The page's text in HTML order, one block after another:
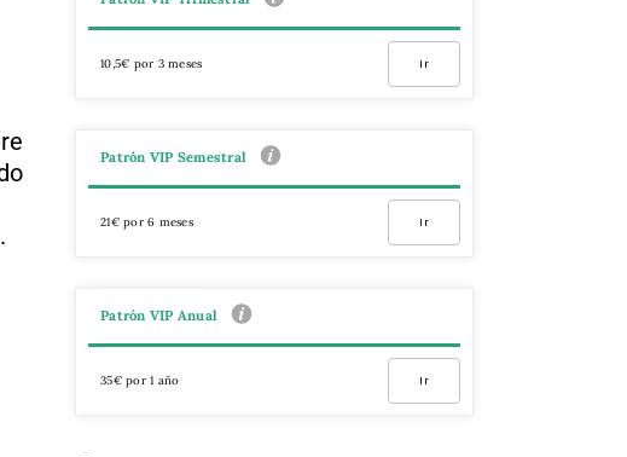
10,5€ por 3 meses Ir
Patrón VIP Semestral
21€ por 6 meses Ir
Patrón VIP Anual
35€ por 1 año Ir